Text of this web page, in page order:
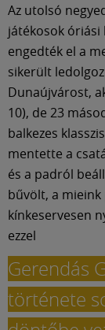
Az utolsó
játékosok
engedték el a
sikerült
Dunaújvárost,
10), de 23
balkezes
mentette a
és a padról
bűvölt, a mieink
kínkeservesen
ezzel
Gerendás
története